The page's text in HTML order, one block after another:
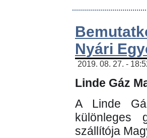
Nyári
2019. 08. 27. -
Linde Gáz
A Linde
különleges
szállítója